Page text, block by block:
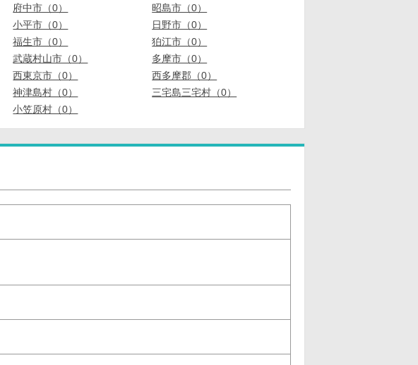
府中市（0）
昭島市（0）
小平市（0）
日野市（0）
福生市（0）
狛江市（0）
武蔵村山市（0）
多摩市（0）
西東京市（0）
西多摩郡（0）
神津島村（0）
三宅島三宅村（0）
小笠原村（0）